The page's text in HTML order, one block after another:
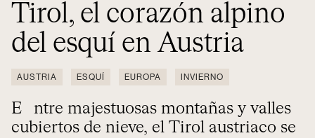
Tirol, el corazón alpino
del esquí en Austria
AUSTRIA ESQUÍ EUROPA INVIERNO
Entre majestuosas montañas y valles
cubiertos de nieve, el Tirol austriaco se